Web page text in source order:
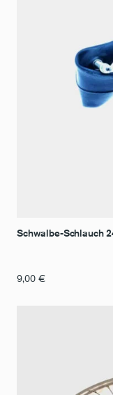
Schwalbe-Schlauch
9,00 €